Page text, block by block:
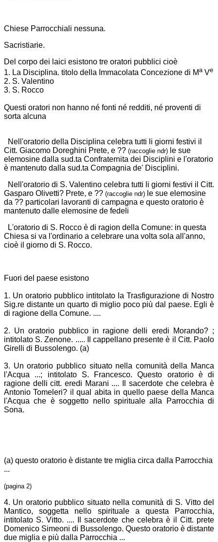
Chiese Parrocchiali nessuna.
Sacristiarie.
Del corpo dei laici esistono tre oratori pubblici cioè
1. La Disciplina. titolo della Immacolata Concezione di MaVe
2. S. Valentino
3. S. Rocco
Questi oratori non hanno né fonti né redditi, né proventi di
sorta alcuna
Nell'oratorio della Disciplina celebra tutti li giorni festivi il
Citt. Giacomo Doreghini Prete, e ?? (raccoglie ndr) le sue
elemosine dalla sud.ta Confraternita dei Disciplini e l'oratorio
è mantenuto dalla sud.ta Compagnia de' Disciplini.
Nell'oratorio di S. Valentino celebra tutti li giorni festivi il Citt.
Gasparo Olivetti? Prete, e ?? (raccoglie ndr) le sue elemosine
da ?? particolari lavoranti di campagna e questo oratorio è
mantenuto dalle elemosine de fedeli
L'oratorio di S. Rocco è di ragion della Comune: in questa
Chiesa si va l'ordinario a celebrare una volta sola all'anno,
cioè il giorno di S. Rocco.
Fuori del paese esistono
1. Un oratorio pubblico intitolato la Trasfigurazione di Nostro
Sig.re distante un quarto di miglio poco più dal paese. Egli è
di ragione della Comune. ....
2. Un oratorio pubblico in ragione delli eredi Morando?;
intitolato S. Zenone. ..... Il cappellano presente è il Citt. Paolo
Girelli di Bussolengo. (a)
3. Un oratorio pubblico situato nella comunità della Manca
l'Acqua ...; intitolato S. Francesco. Questo oratorio è di
ragione delli citt. eredi Marani .... Il sacerdote che celebra è
Antonio Tomeleri? il qual abita in quello paese della Manca
l'Acqua che è soggetto nello spirituale alla Parrocchia di
Sona.
(a) questo oratorio è distante tre miglia circa dalla Parrocchia
...
(pagina 2)
4. Un oratorio pubblico situato nella comunità di S. Vitto del
Mantico, soggetta nello spirituale a questa Parrocchia,
intitolato S. Vitto. .... Il sacerdote che celebra è il Citt. prete
Domenico Simeoni di Bussolengo. Questo oratorio è distante
due miglia e più dalla Parrocchia ...